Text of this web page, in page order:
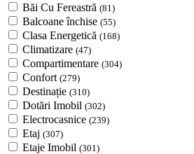
Băi Cu Fereastră (81)
Balcoane închise (55)
Clasa Energetică (168)
Climatizare (47)
Compartimentare (304)
Confort (279)
Destinație (310)
Dotări Imobil (302)
Electrocasnice (239)
Etaj (307)
Etaje Imobil (301)